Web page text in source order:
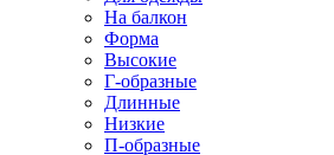
На балкон
Форма
Высокие
Г-образные
Длинные
Низкие
П-образные